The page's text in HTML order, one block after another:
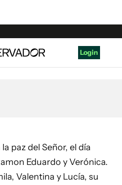
Login
paz del Señor, el día
Eduardo y Verónica.
Valentina y Lucía, su